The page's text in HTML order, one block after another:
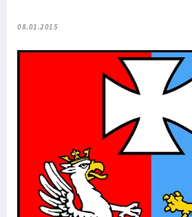
08.01.2015